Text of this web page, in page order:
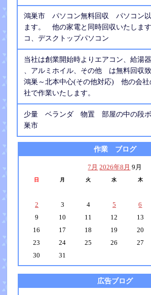
鴻巣市 パソコン無料回収 パソコン以
ます。 他の家電と同時回収いたしま
コ、デスクトップパソコン
当社は創業開始時よりエアコン、給湯
、アルミホイル、その他 は無料回収致
鴻巣～北本中心(その他対応) 他の会社
社で作業いたします。
少量 ベランダ 物置 部屋の中の段
巣市
作業 ブログ
7月 2026年8月 9月
日 月 火 水 木
2
3 4 5 6
9
10 11 12 13
16
17 18 19 20
23
24 25 26 27
30
31
広告ブログ